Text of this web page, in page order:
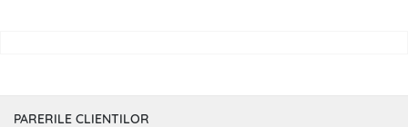
PARERILE CLIENTILOR